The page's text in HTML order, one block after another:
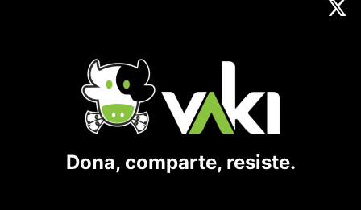
Dona, comparte, resiste.